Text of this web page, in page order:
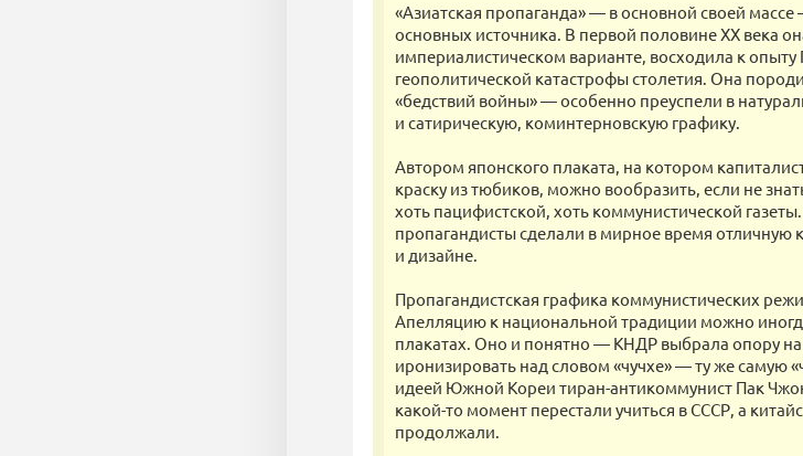
«Азиатская пропаганда» — в основной своей
основных источника. В первой половине ХХ века
империалистическом варианте, восходила к
геополитической катастрофы столетия. Она
«бедствий войны» — особенно преуспели в
и сатирическую, коминтерновскую графику.
Автором японского плаката, на котором
краску из тюбиков, можно вообразить, если не
хоть пацифистской, хоть коммунистической
пропагандисты сделали в мирное время отличную
и дизайне.
Пропагандистская графика коммунистических
Апелляцию к национальной традиции можно
плакатах. Оно и понятно — КНДР выбрала опору
иронизировать над словом «чучхе» — ту же самую
идеей Южной Кореи тиран-антикоммунист Пак
какой-то момент перестали учиться в СССР, а
продолжали.